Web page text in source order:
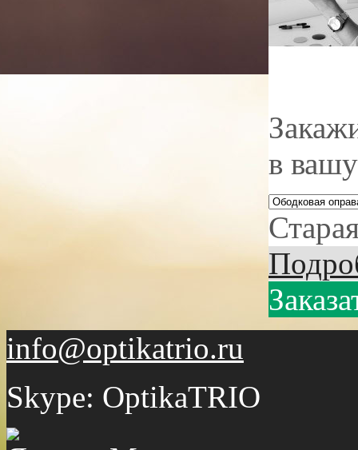
в
info@optikatrio.ru
Skype: OptikaTRIO